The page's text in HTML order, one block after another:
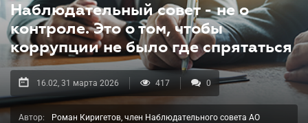
Наблюдательный совет - не о
контроле. Это о том, чтобы
коррупции не было где спрятаться
16.02, 31 марта 2026 417 0
Автор:
Роман Киригетов, член Наблюдательного совета АО